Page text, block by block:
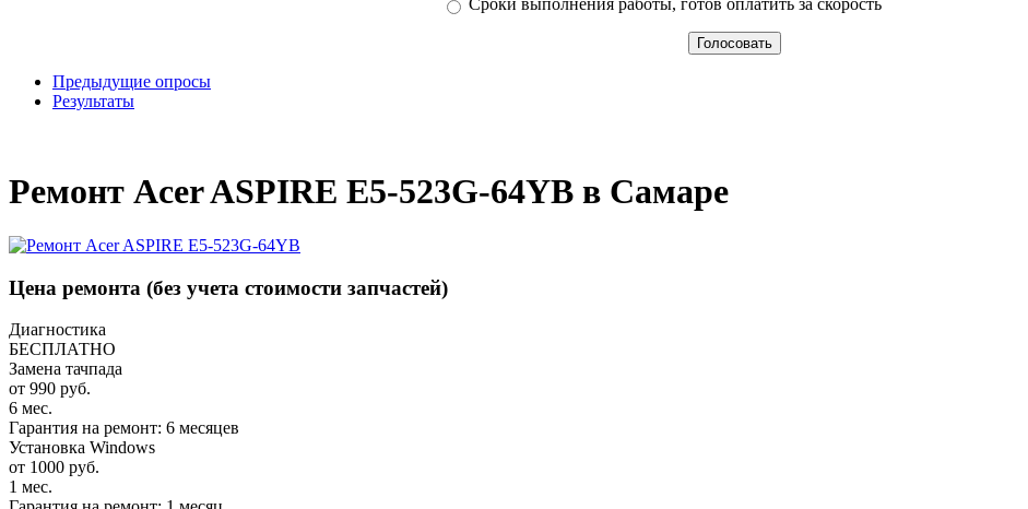
Сроки выполнения работы, готов оплатить за скорость
Предыдущие опросы
Результаты
Ремонт Acer ASPIRE E5-523G-64YB в Самаре
Цена ремонта (без учета стоимости запчастей)
Диагностика
БЕСПЛАТНО
Замена тачпада
от 990 руб.
6 мес.
Гарантия на ремонт: 6 месяцев
Установка Windows
от 1000 руб.
1 мес.